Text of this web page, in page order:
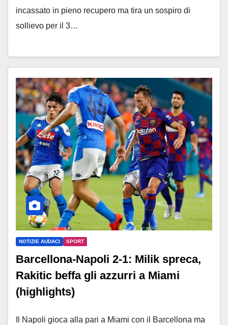
incassato in pieno recupero ma tira un sospiro di
sollievo per il 3…
NOTIZIE AUDACI SPORT
Barcellona-Napoli 2-1: Milik spreca,
Rakitic beffa gli azzurri a Miami
(highlights)
Il Napoli gioca alla pari a Miami con il Barcellona ma